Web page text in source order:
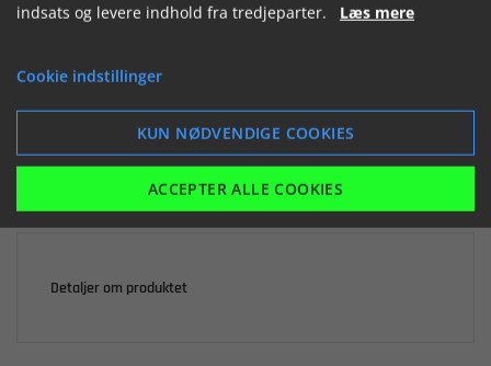

116,45 kr.
LÆG I KURV
Detaljer om produktet
indsats og levere indhold fra tredjeparter. Læs mere
Cookie indstillinger
KUN NØDVENDIGE COOKIES
ACCEPTER ALLE COOKIES